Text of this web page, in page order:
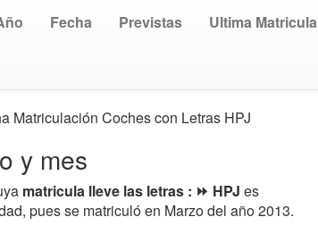
Fecha Previstas Ultima Matricula
Matriculación Coches con Letras HPJ
y mes
matricula lleve las letras : ⏩ HPJ es
pues se matriculó en Marzo del año 2013.